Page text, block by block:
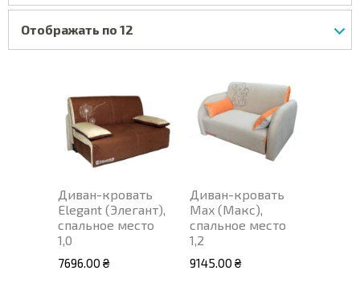
Отображать по 12
Диван-кровать
Elegant (Элегант),
спальное место
1,0
7696.00 ₴
Диван-кровать
Max (Макс),
спальное место
1,2
9145.00 ₴